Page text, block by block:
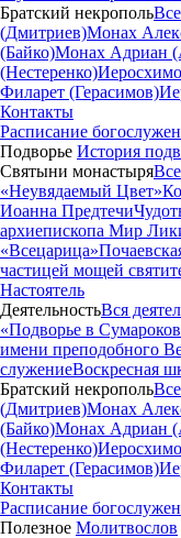
Братский некрополь
(Дмитриев)Монах
(Байко)Монах Адриан
(Нестеренко)
Филарет (Герасимов)
Контакты
Расписание
Подворье История
Святыни монастыря
«Неувядаемый Цвет»
Иоанна Предтечи
архиепископа Мир
«Всецарица»
частицей мощей
Настоятель
ДеятельностьВся
«Подворье в
имени преподобного
служениеВоскресная
Братский некрополь
(Дмитриев)Монах
(Байко)Монах Адриан
(Нестеренко)
Филарет (Герасимов)
Контакты
Расписание
Полезное Молитвослов